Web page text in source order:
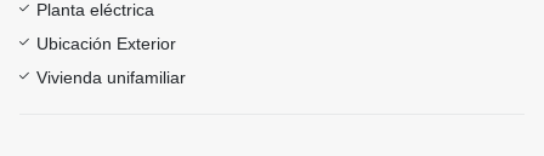
Planta eléctrica
Ubicación Exterior
Vivienda unifamiliar